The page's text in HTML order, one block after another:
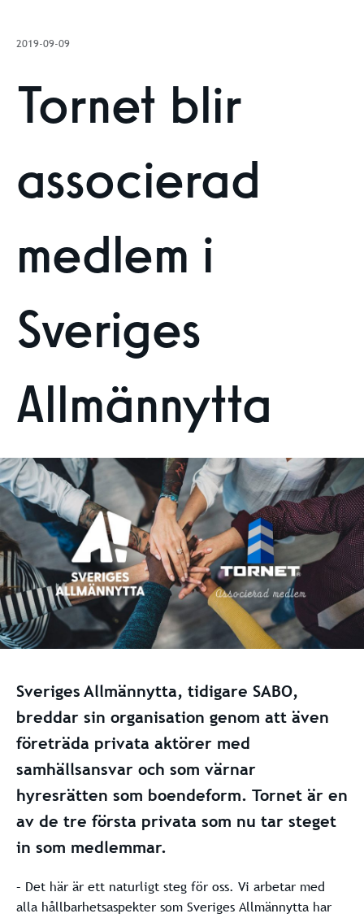
2019-09-09
Tornet blir
associerad
medlem i
Sveriges
Allmännytta
Sveriges Allmännytta, tidigare SABO,
breddar sin organisation genom att även
företräda privata aktörer med
samhällsansvar och som värnar
hyresrätten som boendeform. Tornet är en
av de tre första privata som nu tar steget
in som medlemmar.
– Det här är ett naturligt steg för oss. Vi arbetar med
alla hållbarhetsaspekter som Sveriges Allmännytta har